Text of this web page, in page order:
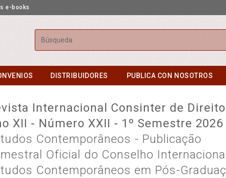
e-books
Buscar
DISTRIBUIDORES PUBLICA CON NOSOTROS
Internacional Consinter de
XII - Número XXII - 1º Semestre 2026
Contemporâneos - Publicação
Oficial do Conselho
Contemporâneos em Pós-